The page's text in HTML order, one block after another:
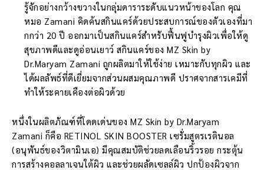
รู้จักอย่างกว้างขวางในกลุ่มดาราระดับแนวหน้าของโลก คุณ
หมอ Zamani คิดค้นสกินแคร์ด้วยประสบการณ์ของตัวเองที่มา
กกว่า 20 ปี ออกมาเป็นสกินแคร์สำหรับฟื้นฟูบำรุงผิวเพื่อให้ดู
สุขภาพดีและดูอ่อนเยาว์ สกินแคร์ของ MZ Skin by
Dr.Maryam Zamani ถูกผลิตมาให้ใช้ง่าย เหมาะกับทุกผิว และ
ได้ผลลัพธ์ที่ดีเยี่ยมจากส่วนผสมคุณภาพดี ปราศจากสารเคมีที่
ทำให้ระคายเคืองต่อผิวด้วย
หนึ่งในผลิตภัณฑ์ที่โดดเด่นของ MZ Skin by Dr.Maryam
Zamani ก็คือ RETINOL SKIN BOOSTER เซรั่มสูตรเรตินอล
(อนุพันธ์ของวิตามินเอ) มีคุณสมบัติช่วยลดเลือนริ้วรอย กระตุ้น
การสร้างคอลลาเจนใต้ผิว และช่วยผลัดเซลล์ผิว ปกป้องผิวจาก